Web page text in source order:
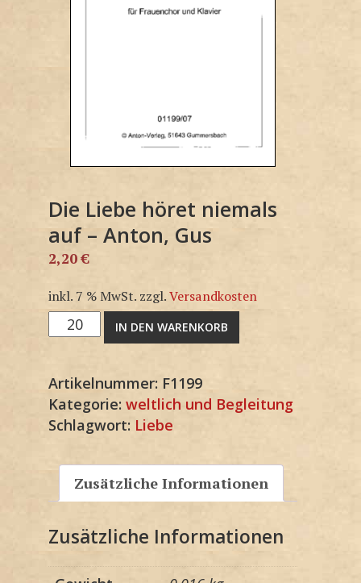
Die Liebe höret niemals
auf – Anton, Gus
2,20€
inkl. 7 % MwSt. zzgl.Versandkosten
Die
Liebe
niemals
auf
-
Gus
Menge
IN DEN WARENKORB
Artikelnummer: F1199
Kategorie: weltlich und Begleitung
Schlagwort: Liebe
Zusätzliche Informationen
Zusätzliche Informationen